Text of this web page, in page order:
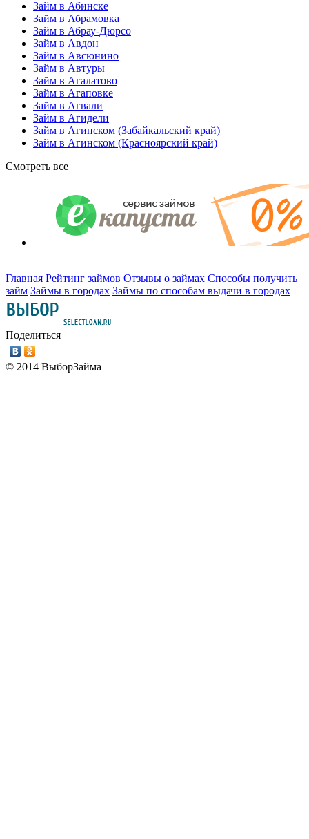
Займ в Абинске
Займ в Абрамовка
Займ в Абрау-Дюрсо
Займ в Авдон
Займ в Авсюнино
Займ в Автуры
Займ в Агалатово
Займ в Агаповке
Займ в Агвали
Займ в Агидели
Займ в Агинском (Забайкальский край)
Займ в Агинском (Красноярский край)
Смотреть все
Главная Рейтинг займов Отзывы о займах Способы получить
займ Займы в городах Займы по способам выдачи в городах
Поделиться
© 2014 ВыборЗайма